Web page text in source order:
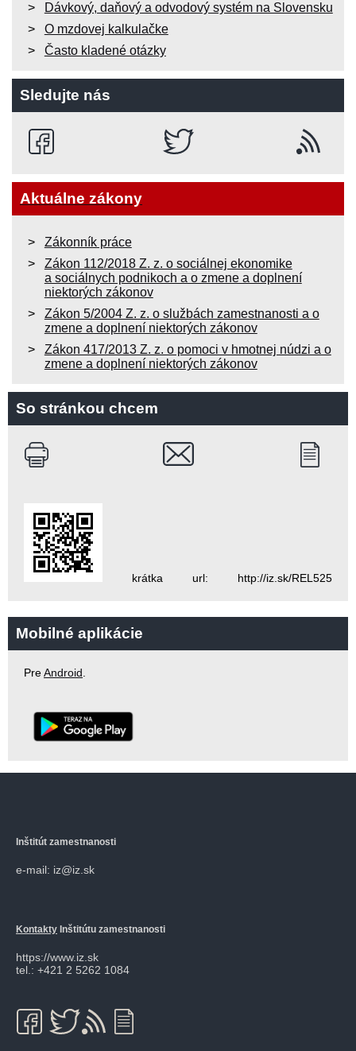
Dávkový, daňový a odvodový systém na Slovensku
O mzdovej kalkulačke
Často kladené otázky
Sledujte nás
Aktuálne zákony
Zákonník práce
Zákon 112/2018 Z. z. o sociálnej ekonomike
a sociálnych podnikoch a o zmene a doplnení
niektorých zákonov
Zákon 5/2004 Z. z. o službách zamestnanosti a o
zmene a doplnení niektorých zákonov
Zákon 417/2013 Z. z. o pomoci v hmotnej núdzi a o
zmene a doplnení niektorých zákonov
So stránkou chcem
krátka url: http://iz.sk/REL525
Mobilné aplikácie
PreAndroid.
Inštitút zamestnanosti
e-mail: iz@iz.sk
Kontakty Inštitútu zamestnanosti
https://www.iz.sk
tel.: +421 2 5262 1084